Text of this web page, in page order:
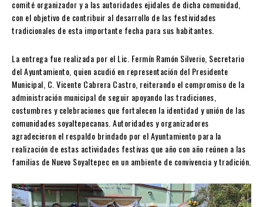
comité organizador y a las autoridades ejidales de dicha comunidad,
con el objetivo de contribuir al desarrollo de las festividades
tradicionales de esta importante fecha para sus habitantes.
La entrega fue realizada por el Lic. Fermín Ramón Silverio, Secretario
del Ayuntamiento, quien acudió en representación del Presidente
Municipal, C. Vicente Cabrera Castro, reiterando el compromiso de la
administración municipal de seguir apoyando las tradiciones,
costumbres y celebraciones que fortalecen la identidad y unión de las
comunidades soyaltepecanas. Autoridades y organizadores
agradecieron el respaldo brindado por el Ayuntamiento para la
realización de estas actividades festivas que año con año reúnen a las
familias de Nuevo Soyaltepec en un ambiente de convivencia y tradición.